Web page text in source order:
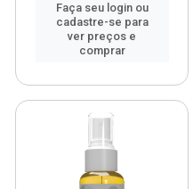
Faça seu login ou
cadastre-se para
ver preços e
comprar